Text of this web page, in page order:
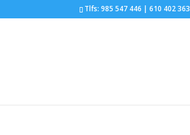
Tlfs: 985 547 446 | 610 402 363